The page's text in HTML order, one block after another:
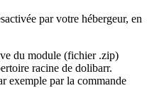
par votre hébergeur, en
du module (fichier .zip)
racine de dolibarr.
exemple par la commande